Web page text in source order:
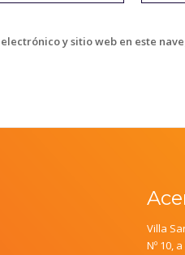
y sitio web en este
Villa
Nº 10,